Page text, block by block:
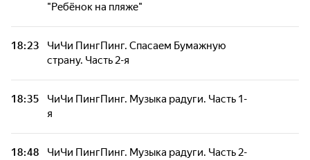
"Ребёнок на пляже"
18:23
ЧиЧи ПингПинг. Спасаем Бумажную
страну. Часть 2-я
18:35
ЧиЧи ПингПинг. Музыка радуги. Часть 1-
я
18:48
ЧиЧи ПингПинг. Музыка радуги. Часть 2-